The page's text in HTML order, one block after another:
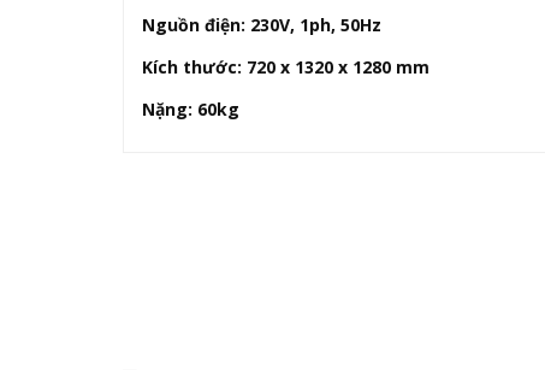
Nguồn điện: 230V, 1ph, 50Hz
Kích thước: 720 x 1320 x 1280 mm
Nặng: 60kg